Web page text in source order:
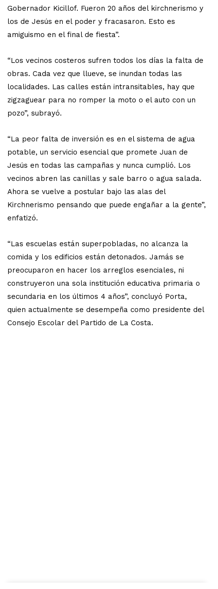
Gobernador Kicillof. Fueron 20 años del kirchnerismo y
los de Jesús en el poder y fracasaron. Esto es
amiguismo en el final de fiesta”.
“Los vecinos costeros sufren todos los días la falta de
obras. Cada vez que llueve, se inundan todas las
localidades. Las calles están intransitables, hay que
zigzaguear para no romper la moto o el auto con un
pozo”, subrayó.
“La peor falta de inversión es en el sistema de agua
potable, un servicio esencial que promete Juan de
Jesús en todas las campañas y nunca cumplió. Los
vecinos abren las canillas y sale barro o agua salada.
Ahora se vuelve a postular bajo las alas del
Kirchnerismo pensando que puede engañar a la gente”,
enfatizó.
“Las escuelas están superpobladas, no alcanza la
comida y los edificios están detonados. Jamás se
preocuparon en hacer los arreglos esenciales, ni
construyeron una sola institución educativa primaria o
secundaria en los últimos 4 años”, concluyó Porta,
quien actualmente se desempeña como presidente del
Consejo Escolar del Partido de La Costa.